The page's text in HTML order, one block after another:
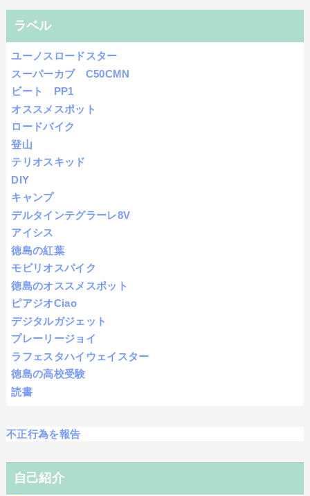
ラベル
ユーノスロードスター
スーパーカブ C50CMN
ビート PP1
オススメスポット
ロードバイク
登山
テリオスキッド
DIY
キャンプ
デルタインテグラーレ8V
アイシス
徳島の紅葉
モビリオスパイク
徳島のオススメスポット
ピアジオCiao
デジタルガジェット
プレーリージョイ
ラフェスタハイウェイスター
徳島の高校受験
読書
不正行為を報告
自己紹介